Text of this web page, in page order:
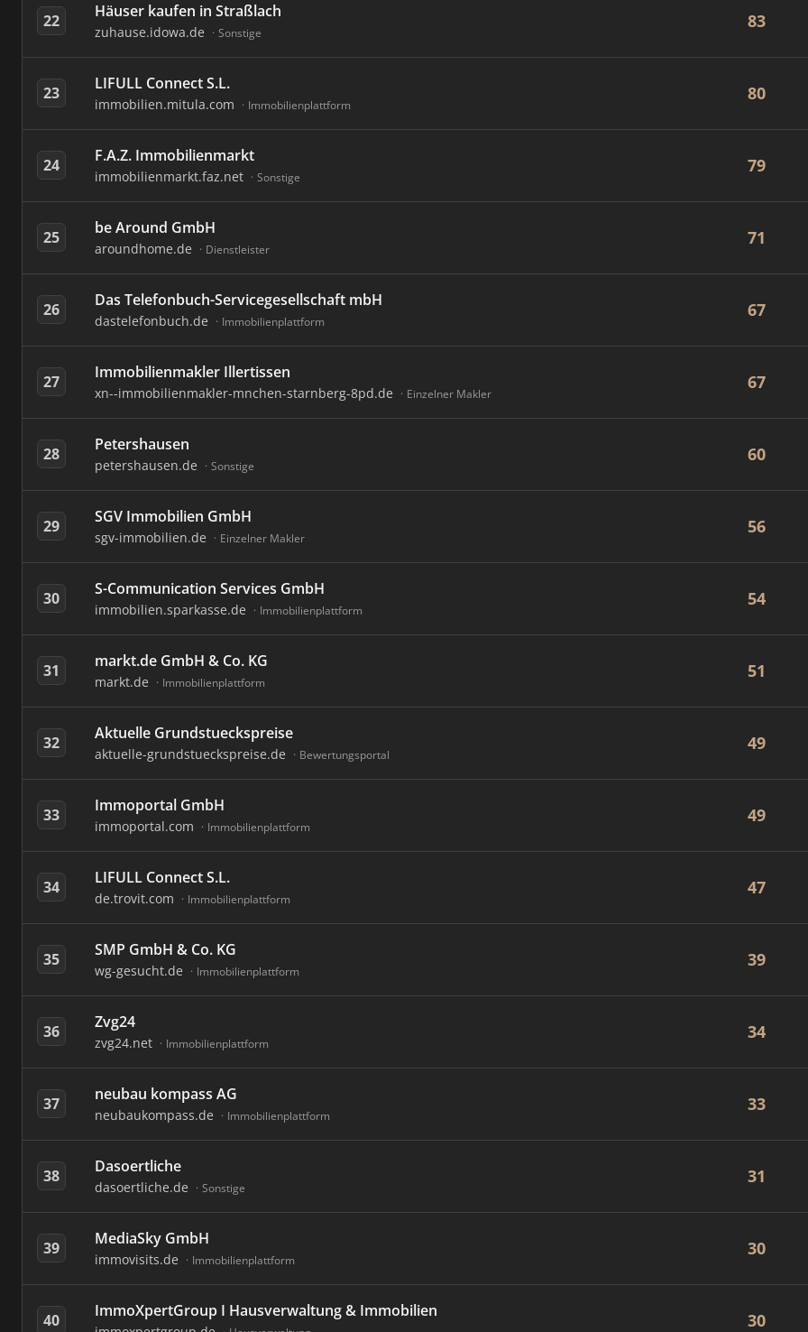
22 Häuser kaufen in Straßlach
zuhause.idowa.de Sonstige
83
23 LIFULL Connect S.L.
immobilien.mitula.com Immobilienplattform
80
24 F.A.Z. Immobilienmarkt
immobilienmarkt.faz.net Sonstige
79
25 be Around GmbH
aroundhome.de Dienstleister
71
26 Das Telefonbuch-Servicegesellschaft mbH
dastelefonbuch.de Immobilienplattform
67
27 Immobilienmakler Illertissen
xn--immobilienmakler-mnchen-starnberg-8pd.de Einzelner Makler
67
28 Petershausen
petershausen.de Sonstige
60
29 SGV Immobilien GmbH
sgv-immobilien.de Einzelner Makler
56
30 S-Communication Services GmbH
immobilien.sparkasse.de Immobilienplattform
54
31 markt.de GmbH & Co. KG
markt.de Immobilienplattform
51
32 Aktuelle Grundstueckspreise
aktuelle-grundstueckspreise.de Bewertungsportal
49
33 Immoportal GmbH
immoportal.com Immobilienplattform
49
34 LIFULL Connect S.L.
de.trovit.com Immobilienplattform
47
35 SMP GmbH & Co. KG
wg-gesucht.de Immobilienplattform
39
36 Zvg24
zvg24.net Immobilienplattform
34
37 neubau kompass AG
neubaukompass.de Immobilienplattform
33
38 Dasoertliche
dasoertliche.de Sonstige
31
39 MediaSky GmbH
immovisits.de Immobilienplattform
30
40 ImmoXpertGroup I Hausverwaltung & Immobilien 30